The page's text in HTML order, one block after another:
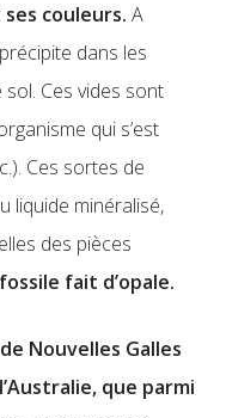
couleurs. A
précipite dans les
Ces vides sont
qui s’est
Ces sortes de
liquide minéralisé,
des pièces
fait d’opale.
Nouvelles Galles
que parmi